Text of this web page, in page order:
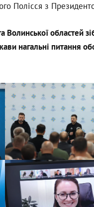
Полісся з
Волинської областей
нагальні питання